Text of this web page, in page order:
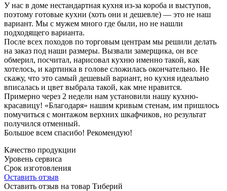
У нас в доме нестандартная кухня из-за короба и выступов,
поэтому готовые кухни (хоть они и дешевле) — это не наш
вариант. Мы с мужем много где были, но не нашли
подходящего варианта.
После всех походов по торговым центрам мы решили делать
на заказ под наши размеры. Вызвали замерщика, он все
обмерил, посчитал, нарисовал кухню именно такой, как
хотелось, и картинка в голове сложилась окончательно. Не
скажу, что это самый дешевый вариант, но кухня идеально
вписалась и цвет выбрала такой, как мне нравится.
Примерно через 2 недели нам установили нашу кухню-
красавицу! «Благодаря» нашим кривым стенам, им пришлось
помучиться с монтажом верхних шкафчиков, но результат
получился отменный.
Большое всем спасибо! Рекомендую!
Качество продукции
Уровень сервиса
Срок изготовления
Оставить отзыв
Оставить отзыв на товар Тиберий